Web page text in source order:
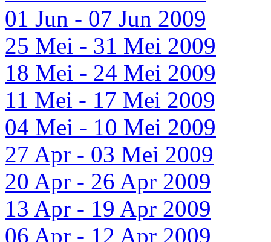
01 Jun - 07 Jun 2009
25 Mei - 31 Mei 2009
18 Mei - 24 Mei 2009
11 Mei - 17 Mei 2009
04 Mei - 10 Mei 2009
27 Apr - 03 Mei 2009
20 Apr - 26 Apr 2009
13 Apr - 19 Apr 2009
06 Apr - 12 Apr 2009